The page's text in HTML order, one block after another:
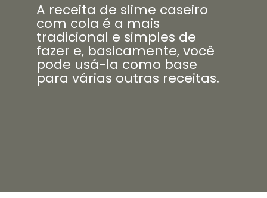
A receita de slime caseiro
com cola é a mais
tradicional e simples de
fazer e, basicamente, você
pode usá-la como base
para várias outras receitas.